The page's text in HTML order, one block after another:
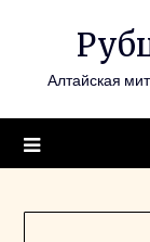
Алтайская